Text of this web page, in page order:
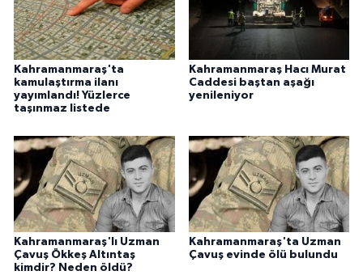
Kahramanmaraş'ta
kamulaştırma ilanı
yayımlandı! Yüzlerce
taşınmaz listede
Kahramanmaraş Hacı Murat
Caddesi baştan aşağı
yenileniyor
Kahramanmaraş'lı Uzman
Çavuş Ökkeş Altıntaş
kimdir? Neden öldü?
Kahramanmaraş'ta Uzman
Çavuş evinde ölü bulundu